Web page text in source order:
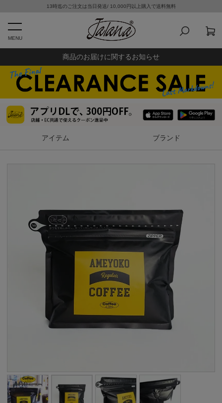
13時迄のご注文は当日発送/ 10,000円以上購入で送料無料
MENU
商品のお届けに関するお知らせ
アイテム ブランド